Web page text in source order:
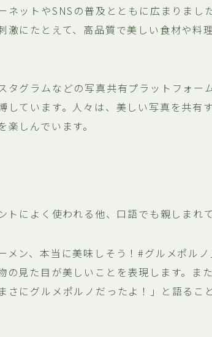
ネットやSNSの普及とともに広まりまし
激にたとえて、高品質で美しい食材や料
グラムなどの写真共有プラットフォー
ています。人々は、美しい写真を共有す
しんでいます。
によく使われる他、口語でも親しまれて
メン、本当に美味しそう！#グルメポル
の見た目が美しいことを表現します。ま
さにグルメポルノだったよ！」と語るこ